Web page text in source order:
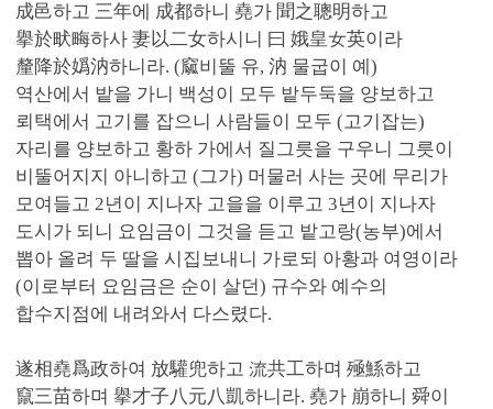
成邑하고 三年에 成都하니 堯가 聞之聰明하고
擧於畎畮하사 妻以二女하시니 曰 娥皇女英이라
釐降於嬀汭하니라. (窳비뚤 유, 汭 물굽이 예)
역산에서 밭을 가니 백성이 모두 밭두둑을 양보하고
뢰택에서 고기를 잡으니 사람들이 모두 (고기잡는)
자리를 양보하고 황하 가에서 질그릇을 구우니 그릇이
비뚤어지지 아니하고 (그가) 머물러 사는 곳에 무리가
모여들고 2년이 지나자 고을을 이루고 3년이 지나자
도시가 되니 요임금이 그것을 듣고 밭고랑(농부)에서
뽑아 올려 두 딸을 시집보내니 가로되 아황과 여영이라
(이로부터 요임금은 순이 살던) 규수와 예수의
합수지점에 내려와서 다스렸다.
遂相堯爲政하여 放驩兜하고 流共工하며 殛鯀하고
竄三苗하며 擧才子八元八凱하니라. 堯가 崩하니 舜이